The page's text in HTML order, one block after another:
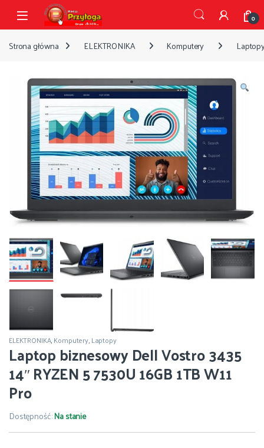
Przejdź do nawigacji
Przejdź do treści
Open 0
Strona główna ELEKTRONIKA Komputery
ELEKTRONIKA,Komputery,Laptopy
Laptop biznesowy Dell Vostro 3435
14″ RYZEN 5 7530U 16GB 1TB W11
Pro
Dostępność:Na stanie